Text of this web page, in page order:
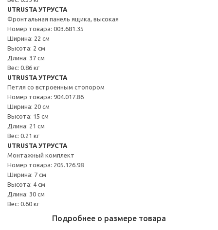
UTRUSTA УТРУСТА
Фронтальная панель ящика, высокая
Номер товара: 003.681.35
Ширина: 22 см
Высота: 2 см
Длина: 37 см
Вес: 0.86 кг
UTRUSTA УТРУСТА
Петля со встроенным стопором
Номер товара: 904.017.86
Ширина: 20 см
Высота: 15 см
Длина: 21 см
Вес: 0.21 кг
UTRUSTA УТРУСТА
Монтажный комплект
Номер товара: 205.126.98
Ширина: 7 см
Высота: 4 см
Длина: 30 см
Вес: 0.60 кг
Подробнее о размере товара